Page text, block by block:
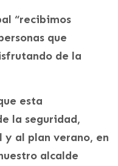
“recibimos
que
de la
esta
la seguridad,
y al plan verano, en
alcalde